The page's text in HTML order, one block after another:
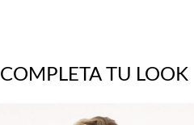
COMPLETA TU LOOK